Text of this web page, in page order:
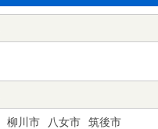
柳川市 八女市
筑後市